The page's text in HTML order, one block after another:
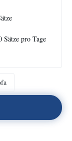
Sätze pro Tage